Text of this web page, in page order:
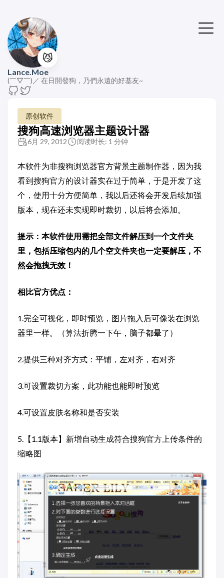
😼
Lance.Moe
(￣▽￣)／ 在日開發狗，乃們永遠的好基友~
原创软件
搜狗高速浏览器主题设计器
6月 29, 2012 阅读时长: 1 分钟
本软件为非搜狗浏览器官方背景主题制作器，因为我
看到搜狗官方的设计器实在过于简单，于是开发了这
个，使用十分方便简单，我以后还将会开发后续加强
版本，现在还未实现即时裁切，以后将会添加。
提示：本软件使用需把全部文件解压到一个文件夹
里，包括压缩包内的几个空文件夹也一定要解压，不
然会拖拽无效！
相比官方优点：
1.完全可视化，即时预览，图片拖入后可像装在浏览
器里一样。（算法折腾一下午，脑子都晕了）
2.提供三种对齐方式：平铺，左对齐，右对齐
3.可设置裁切方案，此功能也能即时预览
4.可设置皮肤名称和是否安装
5.【1.1版本】新增自动生成符合搜狗官方上传条件的
缩略图